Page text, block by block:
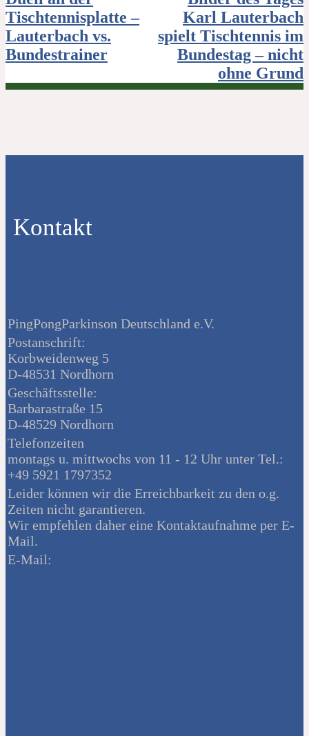
Tischtennisplatte –
Lauterbach vs.
Bundestrainer
Karl Lauterbach
spielt Tischtennis im
Bundestag – nicht
ohne Grund
Kontakt
PingPongParkinson Deutschland e.V.
Postanschrift:
Korbweidenweg 5
D-48531 Nordhorn
Geschäftsstelle:
Barbarastraße 15
D-48529 Nordhorn
Telefonzeiten
montags u. mittwochs von 11 - 12 Uhr unter Tel.:
+49 5921 1797352
Leider können wir die Erreichbarkeit zu den o.g.
Zeiten nicht garantieren.
Wir empfehlen daher eine Kontaktaufnahme per E-
Mail.
E-Mail: